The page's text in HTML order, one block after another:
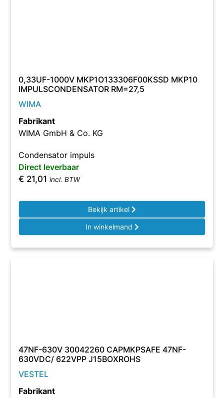
0,33UF-1000V MKP1O133306F00KSSD MKP10
IMPULSCONDENSATOR RM=27,5
WIMA
Fabrikant
WIMA GmbH & Co. KG
Condensator impuls
Direct leverbaar
€ 21,01 incl. BTW
Bekijk artikel
In winkelmand
47NF-630V 30042260 CAPMKPSAFE 47NF-
630VDC/ 622VPP J15BOXROHS
VESTEL
Fabrikant